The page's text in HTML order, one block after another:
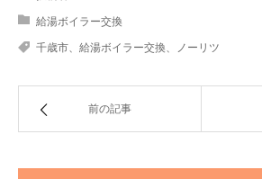
給湯ボイラー交換
千歳市、給湯ボイラー交換、ノーリツ
前の記事